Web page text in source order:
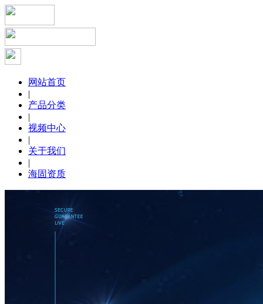
网站首页
|
产品分类
|
视频中心
|
关于我们
|
海固资质